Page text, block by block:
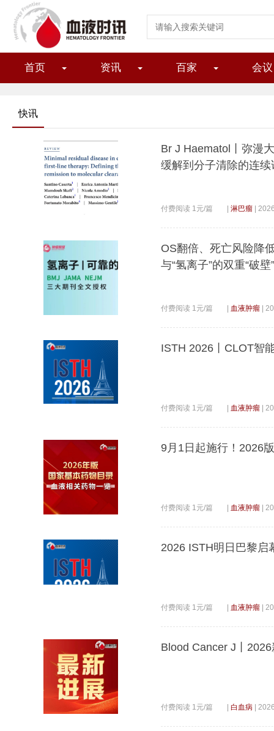
首页 资讯 百家 会议
快讯
Br J Haematol丨弥漫
缓解到分子清除的连续
付费阅读 1元/篇 |淋巴瘤 |
OS翻倍、死亡风险降
与“氢离子”的双重“破壁
付费阅读 1元/篇 血液肿瘤 |
ISTH 2026丨CLOT智
付费阅读 1元/篇 血液肿瘤 |
9月1日起施行！2026
付费阅读 1元/篇 血液肿瘤 |
2026 ISTH明日巴黎启
付费阅读 1元/篇 血液肿瘤 |
Blood Cancer J丨
付费阅读 1元/篇 |白血病 |